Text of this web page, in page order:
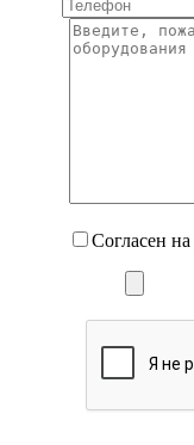
Согласен на